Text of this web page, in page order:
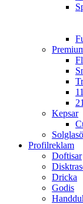
Kepsar
Profilreklam
Doftisar
Dricka
Godis